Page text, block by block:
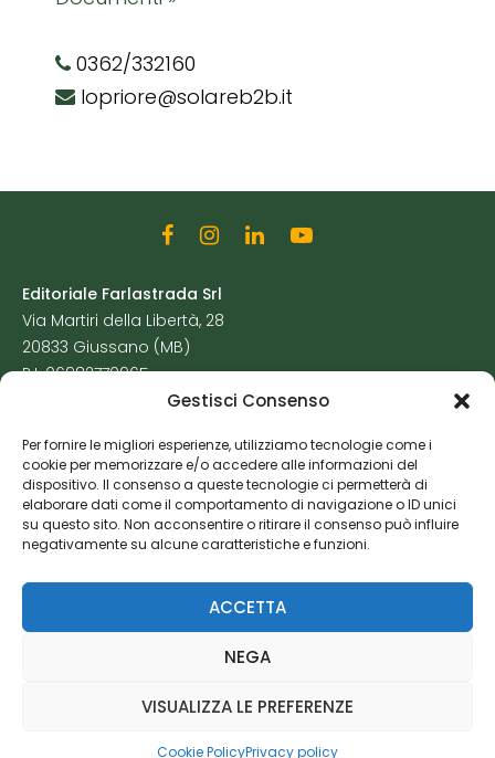
Gestisci Consenso
Per fornire le migliori esperienze, utilizziamo tecnologie come i
cookie per memorizzare e/o accedere alle informazioni del
dispositivo. Il consenso a queste tecnologie ci permetterà di
elaborare dati come il comportamento di navigazione o ID unici
su questo sito. Non acconsentire o ritirare il consenso può influire
negativamente su alcune caratteristiche e funzioni.
ACCETTA
NEGA
VISUALIZZA LE PREFERENZE
Cookie PolicyPrivacy policy
0362/332160
lopriore@solareb2b.it
Editoriale Farlastrada Srl
Via Martiri della Libertà, 28
20833 Giussano (MB)
P.I. 06982770965
Cookie Policy
Risorse Aggiuntive